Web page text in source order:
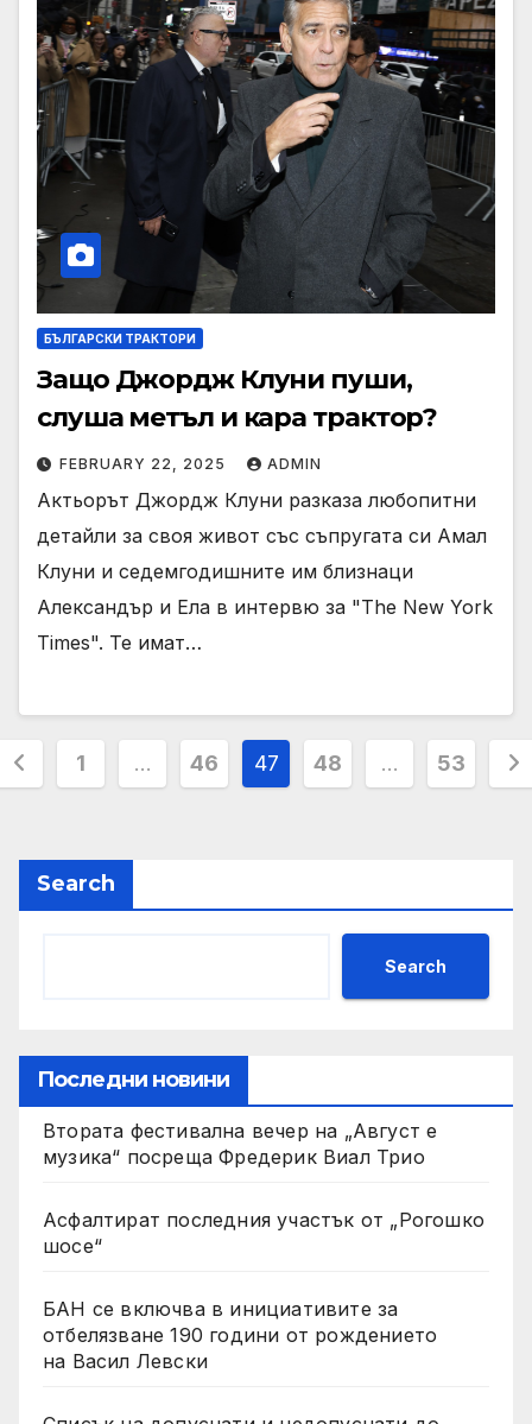
БЪЛГАРСКИ ТРАКТОРИ
Защо Джордж Клуни пуши,
слуша метъл и кара трактор?
FEBRUARY 22, 2025 ADMIN
Актьорът Джордж Клуни разказа любопитни
детайли за своя живот със съпругата си Амал
Клуни и седемгодишните им близнаци
Александър и Ела в интервю за "The New York
Times". Те имат…
1 … 46 47 48 … 53
Search
Search
Последни новини
Втората фестивална вечер на „Август е
музика“ посреща Фредерик Виал Трио
Асфалтират последния участък от „Рогошко
шосе“
БАН се включва в инициативите за
отбелязване 190 години от рождението
на Васил Левски